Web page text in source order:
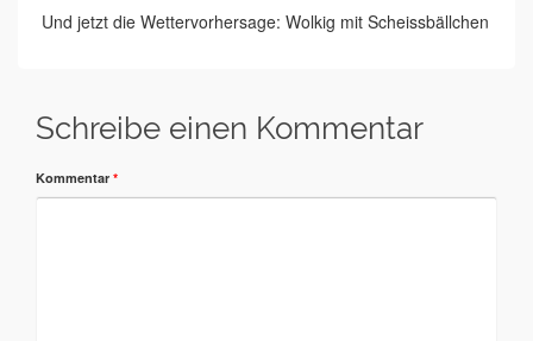
Und jetzt die Wettervorhersage: Wolkig mit Scheissbällchen
Schreibe einen Kommentar
Kommentar *